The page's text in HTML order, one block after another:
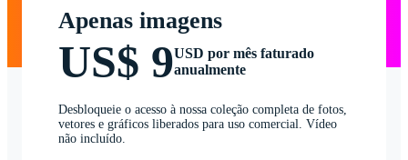
Apenas imagens
US$ 9USD por mês faturado
anualmente
Desbloqueie o acesso à nossa coleção completa de fotos,
vetores e gráficos liberados para uso comercial. Vídeo
não incluído.